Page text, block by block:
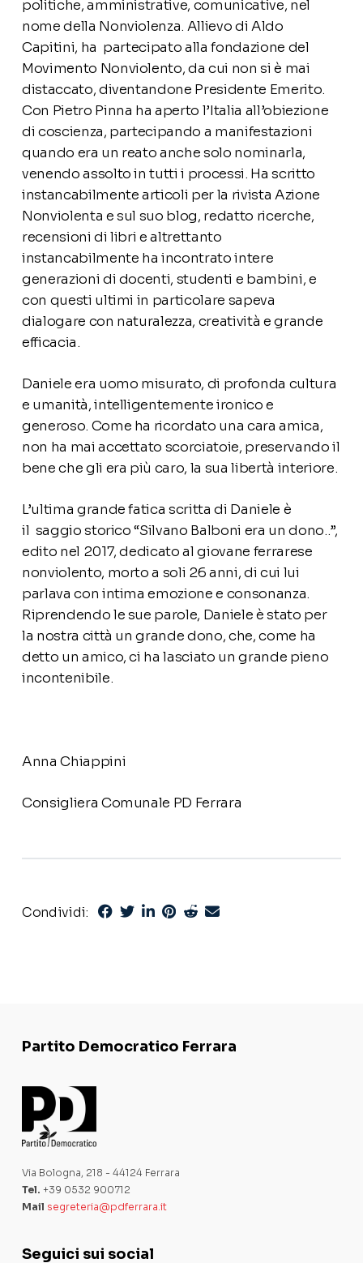
politiche, amministrative, comunicative, nel
nome della Nonviolenza. Allievo di Aldo
Capitini, ha partecipato alla fondazione del
Movimento Nonviolento, da cui non si è mai
distaccato, diventandone Presidente Emerito.
Con Pietro Pinna ha aperto l’Italia all’obiezione
di coscienza, partecipando a manifestazioni
quando era un reato anche solo nominarla,
venendo assolto in tutti i processi. Ha scritto
instancabilmente articoli per la rivista Azione
Nonviolenta e sul suo blog, redatto ricerche,
recensioni di libri e altrettanto
instancabilmente ha incontrato intere
generazioni di docenti, studenti e bambini, e
con questi ultimi in particolare sapeva
dialogare con naturalezza, creatività e grande
efficacia.
Daniele era uomo misurato, di profonda cultura
e umanità, intelligentemente ironico e
generoso. Come ha ricordato una cara amica,
non ha mai accettato scorciatoie, preservando il
bene che gli era più caro, la sua libertà interiore.
L’ultima grande fatica scritta di Daniele è
il saggio storico “Silvano Balboni era un dono..”,
edito nel 2017, dedicato al giovane ferrarese
nonviolento, morto a soli 26 anni, di cui lui
parlava con intima emozione e consonanza.
Riprendendo le sue parole, Daniele è stato per
la nostra città un grande dono, che, come ha
detto un amico, ci ha lasciato un grande pieno
incontenibile.
Anna Chiappini
Consigliera Comunale PD Ferrara
Condividi:
Partito Democratico Ferrara
Via Bologna, 218 - 44124 Ferrara
Tel. +39 0532 900712
Mail segreteria@pdferrara.it
Seguici sui social